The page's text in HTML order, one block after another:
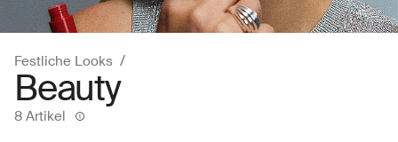
Festliche Looks
Beauty
8 Artikel